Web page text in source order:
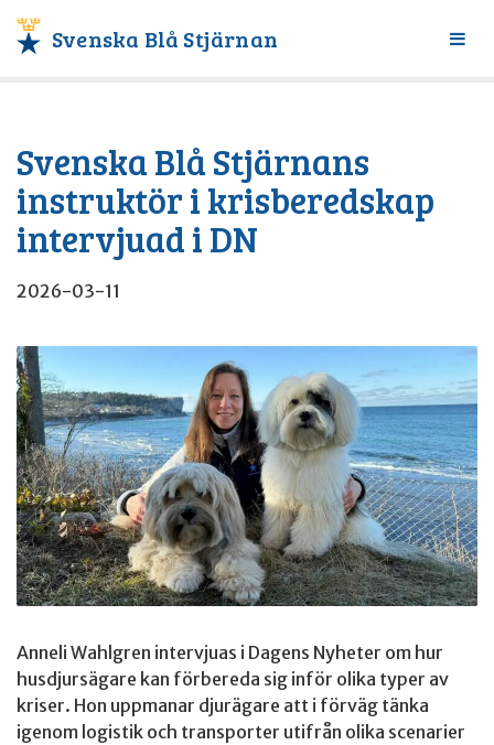
Svenska Blå Stjärnan
Växla
Svenska Blå Stjärnans
instruktör i krisberedskap
intervjuad i DN
2026-03-11
Anneli Wahlgren intervjuas i Dagens Nyheter om hur
husdjursägare kan förbereda sig inför olika typer av
kriser. Hon uppmanar djurägare att i förväg tänka
igenom logistik och transporter utifrån olika scenarier